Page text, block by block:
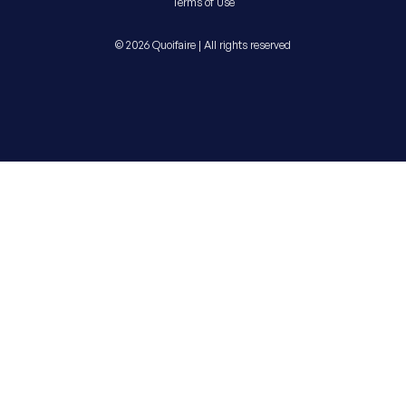
© 2026 Quoifaire | All rights reserved